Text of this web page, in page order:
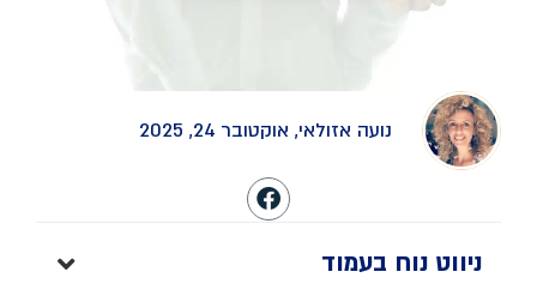
נועה אזולאי, אוקטובר 24, 2025
ניווט נוח בעמוד